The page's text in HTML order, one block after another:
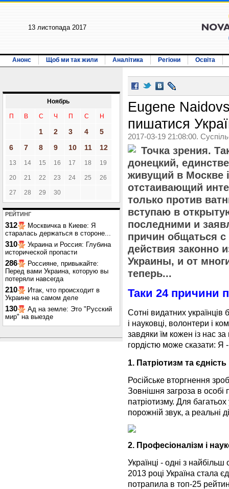
13 листопада 2017
Анонс Щоб ми так жили Аналітика Регіони Освіта
Ноябрь
П В С Ч П С Н
1 2 3 4
5
6
7 8 9 10 11 12
13 14 15 16 17 18 19
20 21 22 23 24 25 26
27 28 29 30
РЕЙТИНГ
312
Москвичка в Киеве: Я
старалась держаться в стороне...
310
Украина и Россия: Глубина
исторической пропасти
286
Россияне, привыкайте:
Перед вами Украина, которую вы
потеряли навсегда
210
Итак, что происходит в
Украине на самом деле
130
Ад на земле: Это "Русский
мир" на выезде
Eugene
пишатися
2017-03-19 21:08:00.
Точка зрения.
донецкий,
живущий в
отстаивающий
только против
вступаю в
последними и
причин общаться
действия законно
Украины, и от
теперь...
Таки 24 причини
Сотні видатних українців
і науковці, волонтери і
завдяки їм кожен із нас
гордістю може сказати: Я
1. Патріотизм та єдність
Російське вторгнення
Зовнішня загроза в особі
патріотизму. Для
порожній звук, а реальні
2. Професіоналізм і
Українці - одні з
2013 році Україна стала
потрапила в топ-25